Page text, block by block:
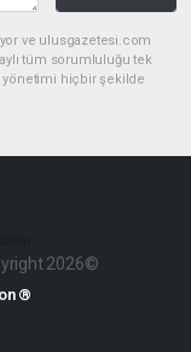
ve ulusgazetesi.com
tüm sorumluluğu tek
yönetimi hiçbir şekilde
2026©
®